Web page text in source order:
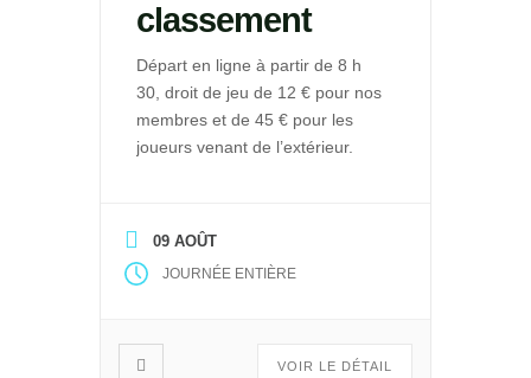
classement
Départ en ligne à partir de 8 h
30, droit de jeu de 12 € pour nos
membres et de 45 € pour les
joueurs venant de l’extérieur.
09 AOÛT
JOURNÉE ENTIÈRE
VOIR LE DÉTAIL